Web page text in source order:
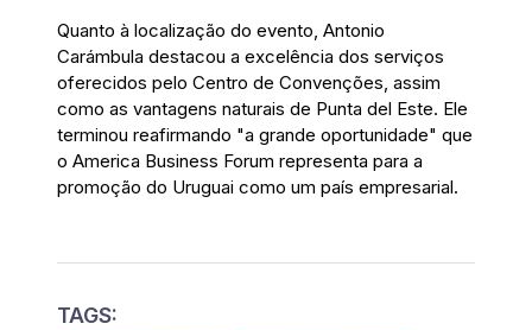
Quanto à localização do evento, Antonio
Carámbula destacou a excelência dos serviços
oferecidos pelo Centro de Convenções, assim
como as vantagens naturais de Punta del Este. Ele
terminou reafirmando "a grande oportunidade" que
o America Business Forum representa para a
promoção do Uruguai como um país empresarial.
TAGS: